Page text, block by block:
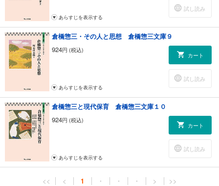
試し読み
あらすじを表示する
倉橋惣三・その人と思想 倉橋惣三文庫９
924円 (税込)
カート
試し読み
あらすじを表示する
倉橋惣三と現代保育 倉橋惣三文庫１０
924円 (税込)
カート
試し読み
あらすじを表示する
<< < 1 ・ ・ ・ > >>